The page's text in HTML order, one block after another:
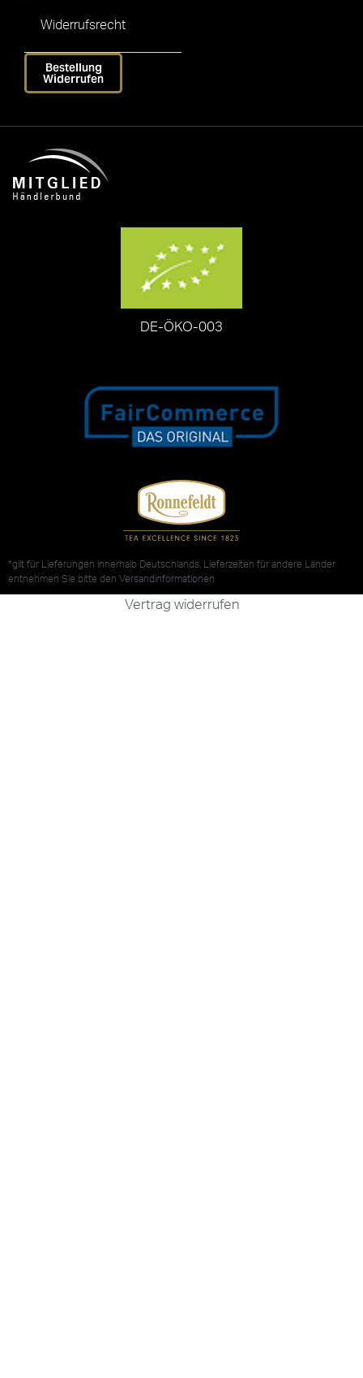
Widerrufsrecht
Bestellung
Widerrufen
DE-ÖKO-003
*gilt für Lieferungen innerhalb Deutschlands, Lieferzeiten für andere Länder
entnehmen Sie bitte den Versandinformationen
Vertrag widerrufen